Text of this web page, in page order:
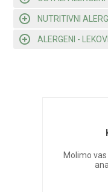
NUTRITIVNI
ALERGENI - LEKOVI
Molimo